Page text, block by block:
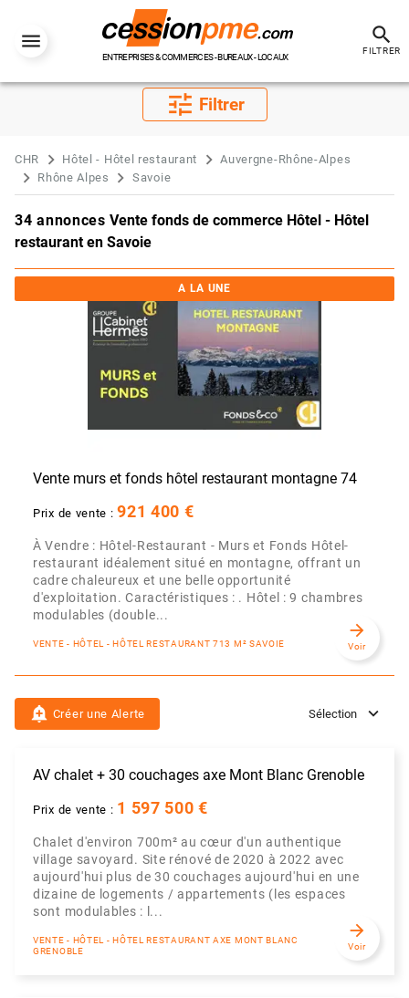
ENTREPRISES & COMMERCES - BUREAUX - LOCAUX
search
FILTRER
tune Filtrer
CHR Hôtel - Hôtel restaurant
Auvergne-Rhône-Alpes
Rhône Alpes
Savoie
34 annoncesVente fonds de commerce Hôtel - Hôtel
restaurant en Savoie
A LA UNE
Vente murs et fonds hôtel restaurant montagne 74
Prix de vente :921 400 €
À Vendre : Hôtel-Restaurant - Murs et Fonds Hôtel-
restaurant idéalement situé en montagne, offrant un
cadre chaleureux et une belle opportunité
d'exploitation. Caractéristiques : . Hôtel : 9 chambres
modulables (double...
VENTE - HÔTEL - HÔTEL RESTAURANT 713 M² SAVOIE
arrow_forward
Voir
add_alert Créer une Alerte Sélection
AV chalet + 30 couchages axe Mont Blanc Grenoble
Prix de vente : 1 597 500 €
Chalet d'environ 700m² au cœur d'un authentique
village savoyard. Site rénové de 2020 à 2022 avec
aujourd'hui plus de 30 couchages aujourd'hui en une
dizaine de logements / appartements (les espaces
sont modulables : l...
VENTE - HÔTEL - HÔTEL RESTAURANT AXE MONT BLANC
GRENOBLE
arrow_forward
Voir